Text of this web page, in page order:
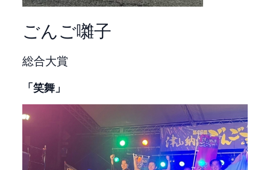
ごんご囃子
総合大賞
「笑舞」